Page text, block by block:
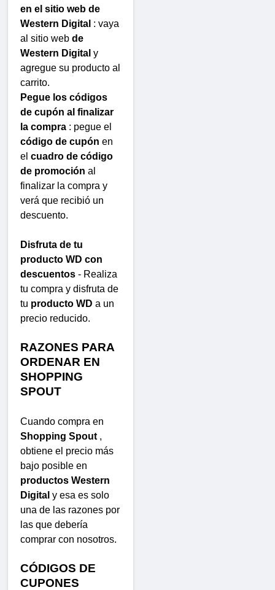
en el sitio web de
Western Digital : vaya
al sitio web de
Western Digital y
agregue su producto al
carrito.
Pegue los códigos
de cupón al finalizar
la compra : pegue el
código de cupón en
el cuadro de código
de promoción al
finalizar la compra y
verá que recibió un
descuento.
Disfruta de tu
producto WD con
descuentos - Realiza
tu compra y disfruta de
tu producto WD a un
precio reducido.
RAZONES PARA
ORDENAR EN
SHOPPING
SPOUT
Cuando compra en
Shopping Spout ,
obtiene el precio más
bajo posible en
productos Western
Digital y esa es solo
una de las razones por
las que debería
comprar con nosotros.
CÓDIGOS DE
CUPONES